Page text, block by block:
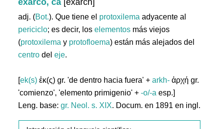
adj. (Bot.). Que tiene el protoxilema adyacente al
periciclo; es decir, loselementos más viejos
(protoxilema y protofloema) están más alejados del
centro deleje.
[ek(s) ἐκ(ς) gr. 'de dentro hacia fuera' +arkh- ἀρχή gr.
'comienzo', 'elemento primigenio' +-o/-a esp.]
Leng. base:gr. Neol. s. XIX. Docum. en 1891 en ingl.